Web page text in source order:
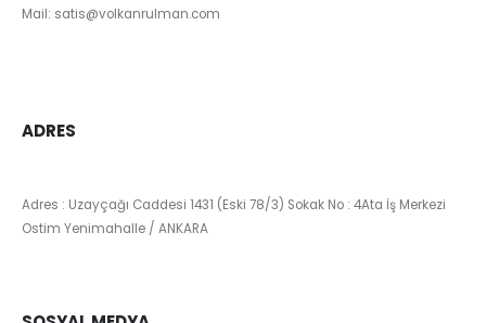
Mail: satis@volkanrulman.com
ADRES
Adres : Uzayçağı Caddesi 1431 (Eski 78/3) Sokak No : 4Ata İş Merkezi
Ostim Yenimahalle / ANKARA